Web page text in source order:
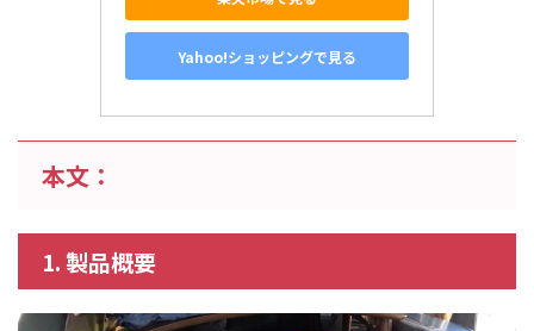
Yahoo!ショッピングで見る
本文：
1. 製品概要